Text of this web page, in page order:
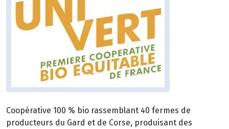
Coopérative 100 % bio rassemblant 40 fermes de
producteurs du Gard et de Corse, produisant des